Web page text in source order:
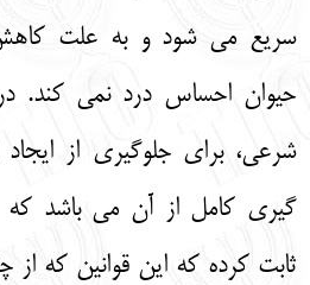
سریع می‌ شود و به علت
حیوان احساس درد نمی‌ کند. در
شرعی، برای جلوگیری از
گیری کامل از آن می‌ باشد که
ثابت کرده که این قوانین که